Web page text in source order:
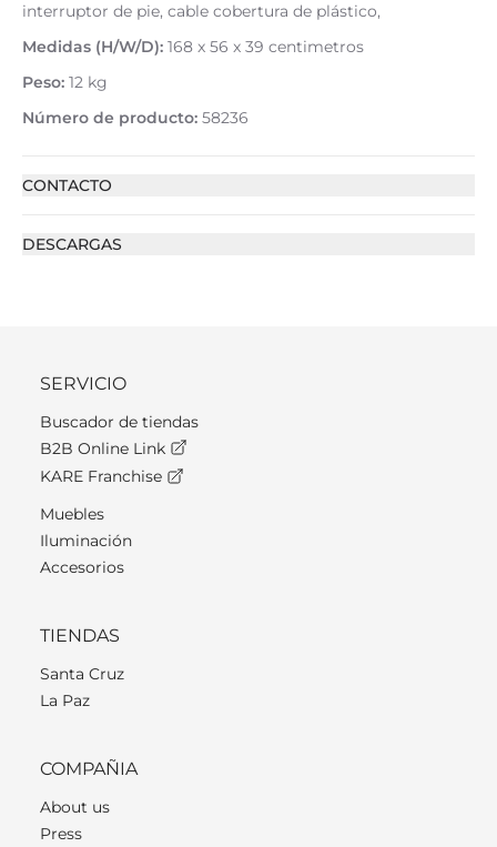
interruptor de pie, cable cobertura de plástico,
Medidas (H/W/D): 168 x 56 x 39 centimetros
Peso: 12 kg
Número de producto: 58236
CONTACTO
DESCARGAS
SERVICIO
Buscador de tiendas
B2B Online Link
KARE Franchise
Muebles
Iluminación
Accesorios
TIENDAS
Santa Cruz
La Paz
COMPAÑIA
About us
Press